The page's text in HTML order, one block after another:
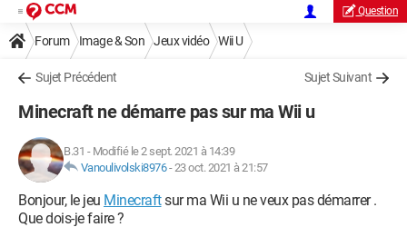
Question
Forum Image & Son Jeux vidéo Wii U
Sujet Précédent Sujet Suivant
Minecraft ne démarre pas sur ma Wii u
B.31 - Modifié le 2 sept. 2021 à 14:39
Vanoulivolski8976-23 oct. 2021 à 21:57
Bonjour, le jeu Minecraftsur ma Wii u ne veux pas démarrer .
Que dois-je faire ?